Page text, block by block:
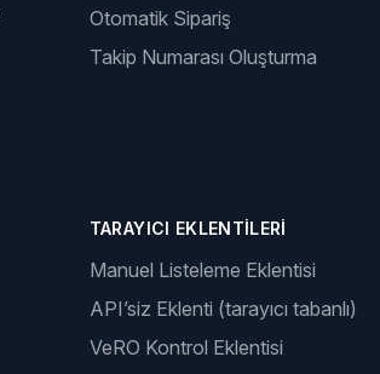
Otomatik Sipariş
Takip Numarası Oluşturma
TARAYICI EKLENTILERI
Manuel Listeleme Eklentisi
API’siz Eklenti (tarayıcı tabanlı)
VeRO Kontrol Eklentisi